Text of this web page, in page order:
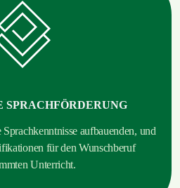
aufbauenden, und
für den Wunschberuf
Unterricht.